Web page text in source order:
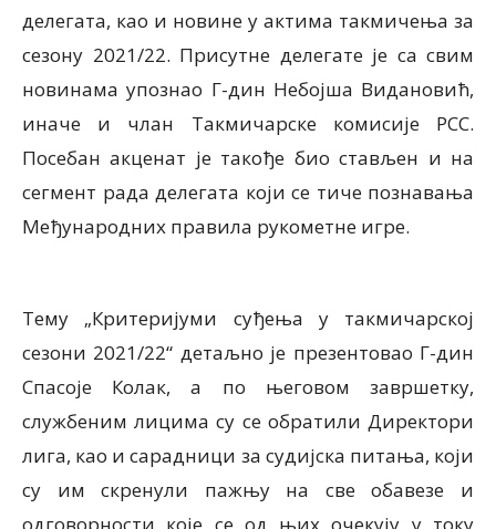
делегата, као и новине у актима такмичења за
сезону 2021/22. Присутне делегате је са свим
новинама упознао Г-дин Небојша Видановић,
иначе и члан Такмичарске комисије РСС.
Посебан акценат је такође био стављен и на
сегмент рада делегата који се тиче познавања
Међународних правила рукометне игре.
Тему „Критеријуми суђења у такмичарској
сезони 2021/22“ детаљно је презентовао Г-дин
Спасоје Колак, а по његовом завршетку,
службеним лицима су се обратили Директори
лига, као и сарадници за судијска питања, који
су им скренули пажњу на све обавезе и